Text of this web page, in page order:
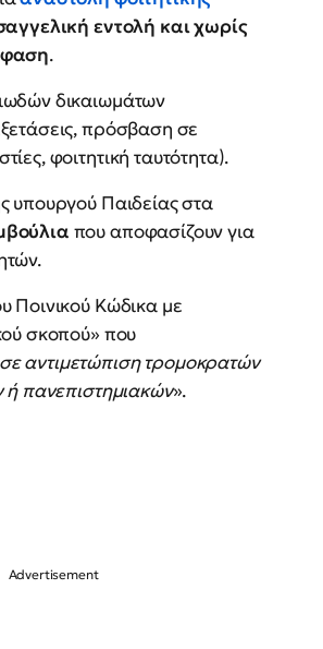
εντολή και χωρίς
.
δικαιωμάτων
πρόσβαση σε
φοιτητική ταυτότητα).
υπουργού Παιδείας στα
που αποφασίζουν για
Ποινικού Κώδικα με
σκοπού» που
αντιμετώπιση τρομοκρατών
ή πανεπιστημιακών».